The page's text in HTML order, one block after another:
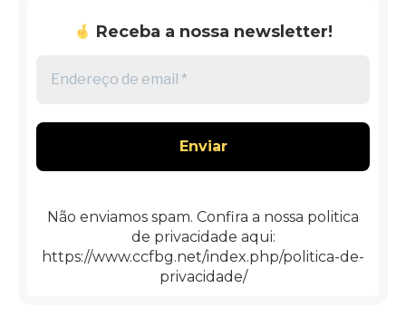
Receba a nossa newsletter!
de
*
Não enviamos spam. Confira a nossa politica
de privacidade aqui:
https://www.ccfbg.net/index.php/politica-de-
privacidade/